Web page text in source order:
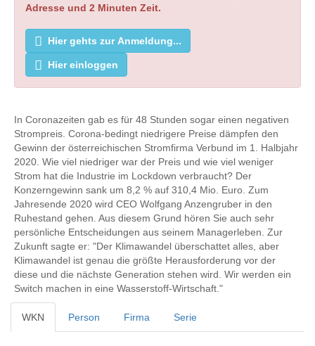
Adresse und 2 Minuten Zeit.
Hier gehts zur Anmeldung...
Hier einloggen
In Coronazeiten gab es für 48 Stunden sogar einen negativen
Strompreis. Corona-bedingt niedrigere Preise dämpfen den
Gewinn der österreichischen Stromfirma Verbund im 1. Halbjahr
2020. Wie viel niedriger war der Preis und wie viel weniger
Strom hat die Industrie im Lockdown verbraucht? Der
Konzerngewinn sank um 8,2 % auf 310,4 Mio. Euro. Zum
Jahresende 2020 wird CEO Wolfgang Anzengruber in den
Ruhestand gehen. Aus diesem Grund hören Sie auch sehr
persönliche Entscheidungen aus seinem Managerleben. Zur
Zukunft sagte er: "Der Klimawandel überschattet alles, aber
Klimawandel ist genau die größte Herausforderung vor der
diese und die nächste Generation stehen wird. Wir werden ein
Switch machen in eine Wasserstoff-Wirtschaft."
WKN Person Firma Serie